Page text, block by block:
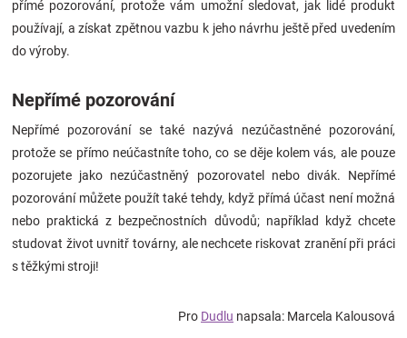
přímé pozorování, protože vám umožní sledovat, jak lidé produkt
používají, a získat zpětnou vazbu k jeho návrhu ještě před uvedením
do výroby.
Nepřímé pozorování
Nepřímé pozorování se také nazývá nezúčastněné pozorování,
protože se přímo neúčastníte toho, co se děje kolem vás, ale pouze
pozorujete jako nezúčastněný pozorovatel nebo divák. Nepřímé
pozorování můžete použít také tehdy, když přímá účast není možná
nebo praktická z bezpečnostních důvodů; například když chcete
studovat život uvnitř továrny, ale nechcete riskovat zranění při práci
s těžkými stroji!
Pro Dudlu napsala: Marcela Kalousová